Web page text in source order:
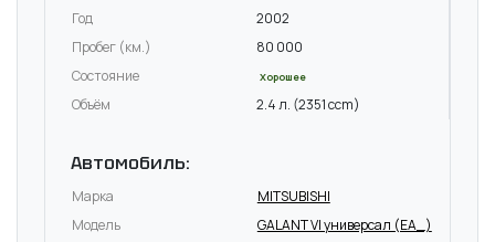
Год
2002
Пробег (км.)
80 000
Состояние
Хорошее
Объём 2.4 л. (2351 ccm)
Автомобиль:
Марка
MITSUBISHI
Модель
GALANT VI универсал (EA_)